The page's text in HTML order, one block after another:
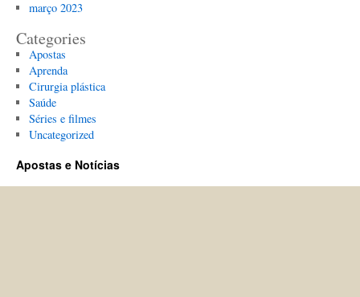
março 2023
Categories
Apostas
Aprenda
Cirurgia plástica
Saúde
Séries e filmes
Uncategorized
Apostas e Notícias